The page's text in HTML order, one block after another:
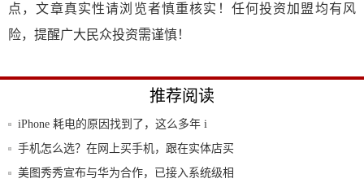
点，文章真实性请浏览者慎重核实！任何投资加盟均有风
险，提醒广大民众投资需谨慎！
推荐阅读
iPhone 耗电的原因找到了，这么多年 i
手机怎么选？在网上买手机，跟在实体店买
手机有
美图秀秀宣布与华为合作，已接入系统级相